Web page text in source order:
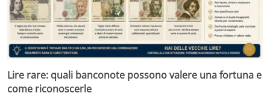
Lire rare: quali banconote possono valere una fortuna e
come riconoscerle